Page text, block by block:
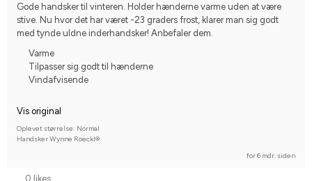
Gode handsker til vinteren. Holder hænderne varme uden at være
stive. Nu hvor det har været -23 graders frost, klarer man sig godt
med tynde uldne inderhandsker! Anbefaler dem.
Varme
Tilpasser sig godt til hænderne
Vindafvisende
Vis original
Oplevet størrelse: Normal
Handsker Wynne Roeckl®
for 6 mdr. siden
0 likes